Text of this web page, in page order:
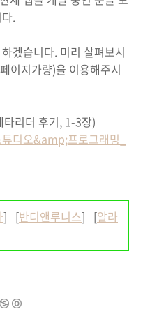
.
겠습니다. 미리 살펴보시
이지가량)을 이용해주시
타리더 후기, 1-3장)
디오&amp;프로그래밍_
] [반디앤루니스] [알라